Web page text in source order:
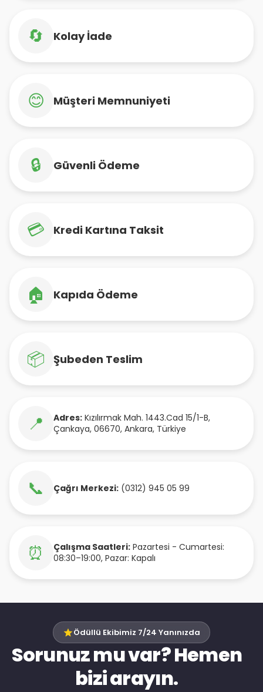
🔄 Kolay İade
😊 Müşteri Memnuniyeti
🔒 Güvenli Ödeme
💳 Kredi Kartına Taksit
🏠 Kapıda Ödeme
📦 Şubeden Teslim
📍 Adres: Kızılırmak Mah. 1443.Cad 15/1-B,
Çankaya, 06670, Ankara, Türkiye
📞 Çağrı Merkezi: (0312) 945 05 99
⏰ Çalışma Saatleri: Pazartesi - Cumartesi:
08:30–19:00, Pazar: Kapalı
Ödüllü Ekibimiz 7/24 Yanınızda
Sorunuz mu var? Hemen
bizi arayın.